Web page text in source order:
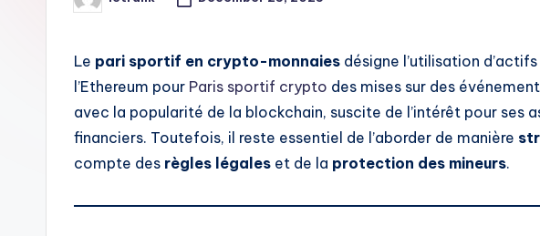
Posted
by
Le pari sportif en crypto-monnaies désigne l’utilisation
l’Ethereum pour Paris sportif crypto des mises sur des
avec la popularité de la blockchain, suscite de l’intérêt pour ses
financiers. Toutefois, il reste essentiel de l’aborder de manière
compte des règles légales et de la protection des mineurs.